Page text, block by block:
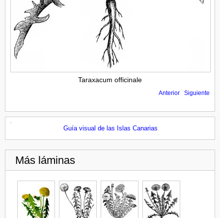
Taraxacum officinale
Anterior Siguiente
Guía visual de las Islas Canarias
Más láminas